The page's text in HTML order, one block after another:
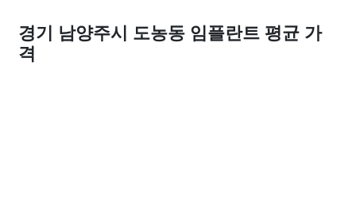
경기 남양주시 도농동 임플란트 평균 가
격